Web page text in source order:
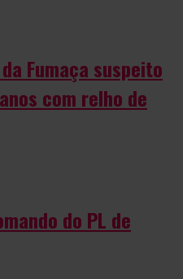
Fumaça suspeito
com relho de
do PL de